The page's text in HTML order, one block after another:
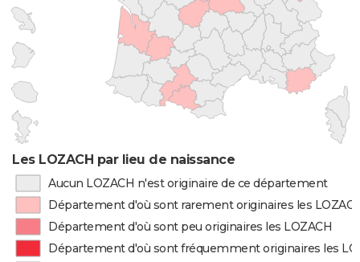
Les LOZACH par lieu de naissance
Aucun LOZACH n'est originaire de ce département
Département d'où sont rarement originaires les
Département d'où sont peu originaires les LOZACH
Département d'où sont fréquemment originaires les